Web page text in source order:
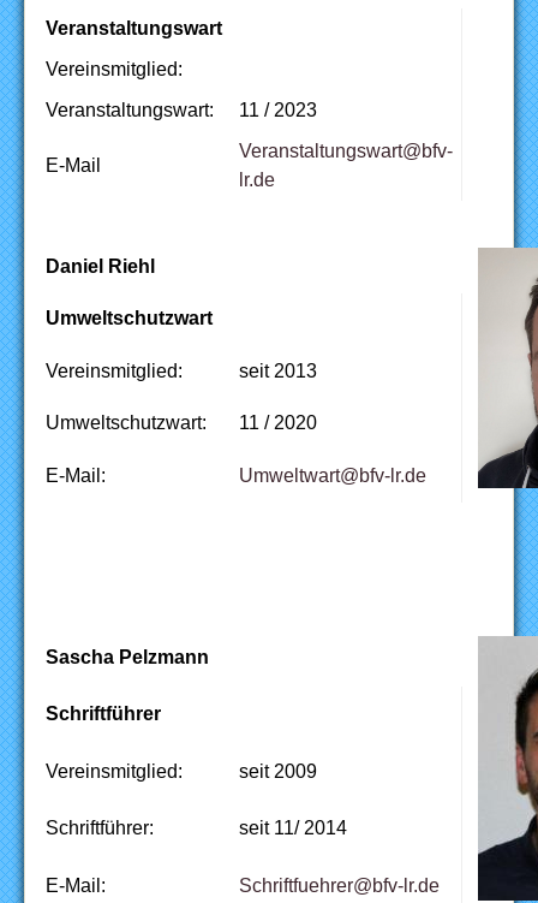
Veranstaltungswart
Vereinsmitglied:
Veranstaltungswart:
11 / 2023
E-Mail
Veranstaltungswart@bfv-
lr.de
Daniel Riehl
Umweltschutzwart
Vereinsmitglied: seit 2013
Umweltschutzwart: 11 / 2020
E-Mail: ed.rl-vfb@trawtlewmU
Sascha Pelzmann
Schriftführer
Vereinsmitglied: seit 2009
Schriftführer: seit 11/ 2014
E-Mail: ed.rl-vfb@rerheuftfirhcS